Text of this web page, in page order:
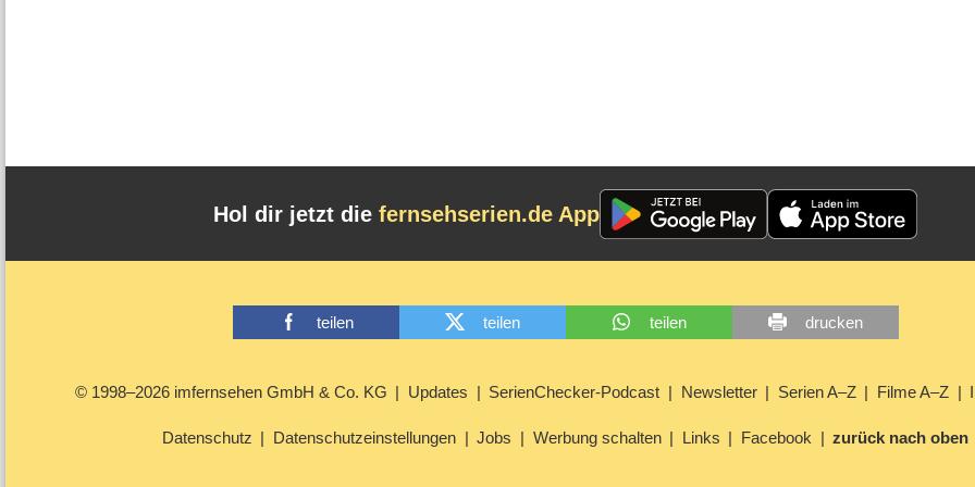
Hol dir jetzt die fernsehserien.de App
teilen teilen teilen drucken
© 1998–2026 imfernsehen GmbH & Co. KG Updates SerienChecker-Podcast Newsletter Serien A–Z Filme A–Z
Datenschutz Datenschutzeinstellungen Jobs Werbung schalten Links Facebook zurück nach oben